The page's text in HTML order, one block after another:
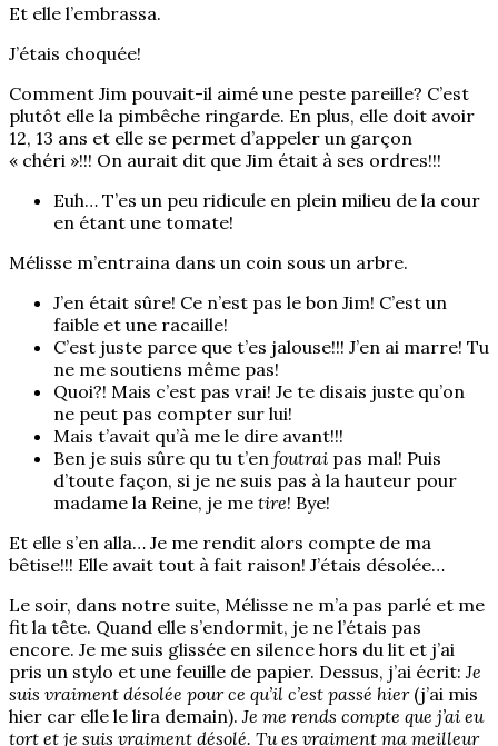
Et elle l’embrassa.
J’étais choquée!
Comment Jim pouvait-il aimé une peste pareille? C’est
plutôt elle la pimbêche ringarde. En plus, elle doit avoir
12, 13 ans et elle se permet d’appeler un garçon
« chéri »!!! On aurait dit que Jim était à ses ordres!!!
Euh… T’es un peu ridicule en plein milieu de la cour
en étant une tomate!
Mélisse m’entraina dans un coin sous un arbre.
J’en était sûre! Ce n’est pas le bon Jim! C’est un
faible et une racaille!
C’est juste parce que t’es jalouse!!! J’en ai marre! Tu
ne me soutiens même pas!
Quoi?! Mais c’est pas vrai! Je te disais juste qu’on
ne peut pas compter sur lui!
Mais t’avait qu’à me le dire avant!!!
Ben je suis sûre qu tu t’en foutrai pas mal! Puis
d’toute façon, si je ne suis pas à la hauteur pour
madame la Reine, je me tire! Bye!
Et elle s’en alla… Je me rendit alors compte de ma
bêtise!!! Elle avait tout à fait raison! J’étais désolée…
Le soir, dans notre suite, Mélisse ne m’a pas parlé et me
fit la tête. Quand elle s’endormit, je ne l’étais pas
encore. Je me suis glissée en silence hors du lit et j’ai
pris un stylo et une feuille de papier. Dessus, j’ai écrit: Je
suis vraiment désolée pour ce qu’il c’est passé hier (j’ai mis
hier car elle le lira demain). Je me rends compte que j’ai eu
tort et je suis vraiment désolé. Tu es vraiment ma meilleur